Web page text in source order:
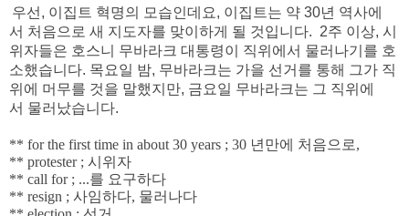
우선 , 이집트 혁명의 모습인데요, 이집트는 약 30년 역사에
서 처음으로 새 지도자를 맞이하게 될 것입니다. 2주 이상, 시
위자들은 호스니 무바라크 대통령이 직위에서 물러나기를 호
소했습니다. 목요일 밤, 무바라크는 가을 선거를 통해 그가 직
위에 머무를 것을 말했지만, 금요일 무바라크는 그 직위에
서 물러났습니다.
** for the first time in about 30 years ; 30 년만에 처음으로,
** protester ; 시위자
** call for ; ...를 요구하다
** resign ; 사임하다, 물러나다